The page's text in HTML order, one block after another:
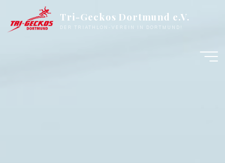
springen
Tri-Geckos Dortmund e.V.
DER TRIATHLON-VEREIN IN DORTMUND!